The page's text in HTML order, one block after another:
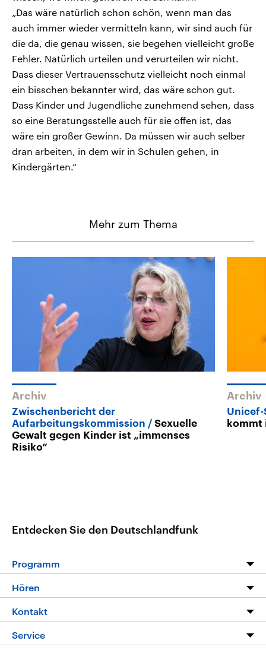
„Das wäre natürlich schon schön, wenn man das
auch immer wieder vermitteln kann, wir sind auch für
die da, die genau wissen, sie begehen vielleicht große
Fehler. Natürlich urteilen und verurteilen wir nicht.
Dass dieser Vertrauensschutz vielleicht noch einmal
ein bisschen bekannter wird, das wäre schon gut.
Dass Kinder und Jugendliche zunehmend sehen, dass
so eine Beratungsstelle auch für sie offen ist, das
wäre ein großer Gewinn. Da müssen wir auch selber
dran arbeiten, in dem wir in Schulen gehen, in
Kindergärten.“
Mehr zum Thema
Archiv
Zwischenbericht der
Aufarbeitungskommission
Sexuelle
Gewalt gegen Kinder ist „immenses
Risiko“
Archiv
kommt
Entdecken Sie den Deutschlandfunk
Programm
Programm
Die Nachrichten
Nachrichtenleicht
Hören
Livestream
Podcasts
Kontakt
Hörerservice
Service